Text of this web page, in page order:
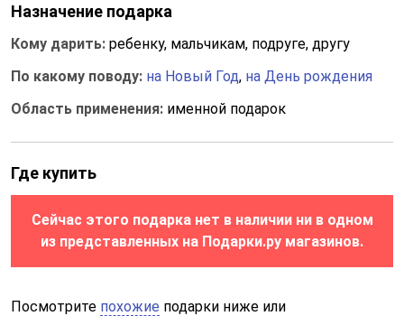
Назначение подарка
Кому дарить: ребенку, мальчикам, подруге, другу
По какому поводу: на Новый Год, на День рождения
Область применения: именной подарок
Где купить
Сейчас этого подарка нет в наличии ни в одном
из представленных на Подарки.ру магазинов.
Посмотрите похожие подарки ниже или